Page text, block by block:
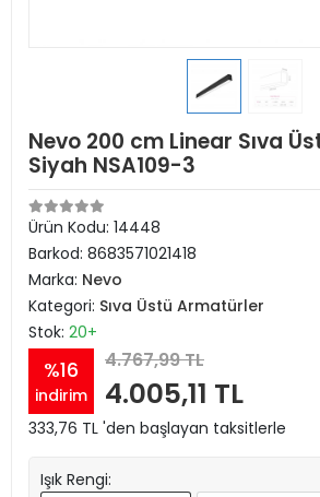
Nevo 200 cm Linear Sıva
Siyah NSA109-3
Ürün Kodu: 14448
Barkod: 8683571021418
Marka: Nevo
Kategori: Sıva Üstü Armatürler
Stok: 20+
%16
indirim
4.767,99 TL
4.005,11 TL
333,76 TL 'den başlayan taksitlerle
Işık Rengi: